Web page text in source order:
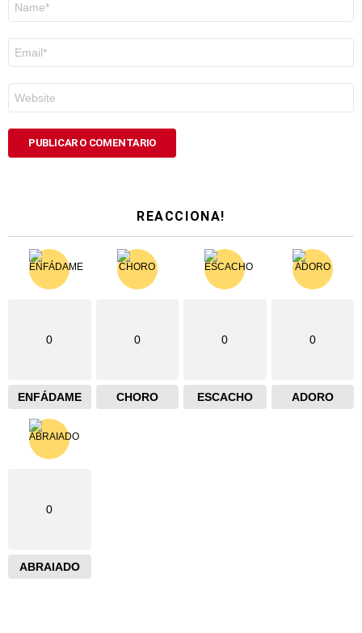
electrónico
*
REACCIONA!
0
ENFÁDAME
0
CHORO
0
ESCACHO
0
ADORO
0
ABRAIADO